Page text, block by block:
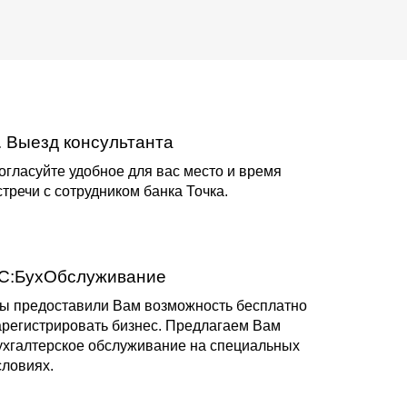
Выезд консультанта
удобное для вас место и время
с сотрудником банка Точка.
предоставили Вам возможность бесплатно
бизнес. Предлагаем Вам
обслуживание на специальных